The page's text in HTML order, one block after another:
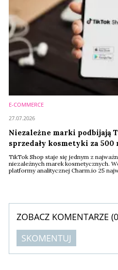
E-COMMERCE
Niezależne marki podbijają
sprzedały kosmetyki za
TikTok Shop staje się jednym z
niezależnych marek kosmetycznych.
platformy analitycznej Charm.io 25
27.07.2026
ZOBACZ KOMENTARZE (0
SKOMENTUJ